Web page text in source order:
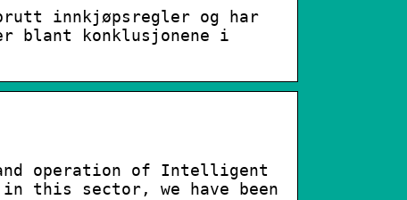
brutt innkjøpsregler og har
blant konklusjonene i
operation of Intelligent
this sector, we have been